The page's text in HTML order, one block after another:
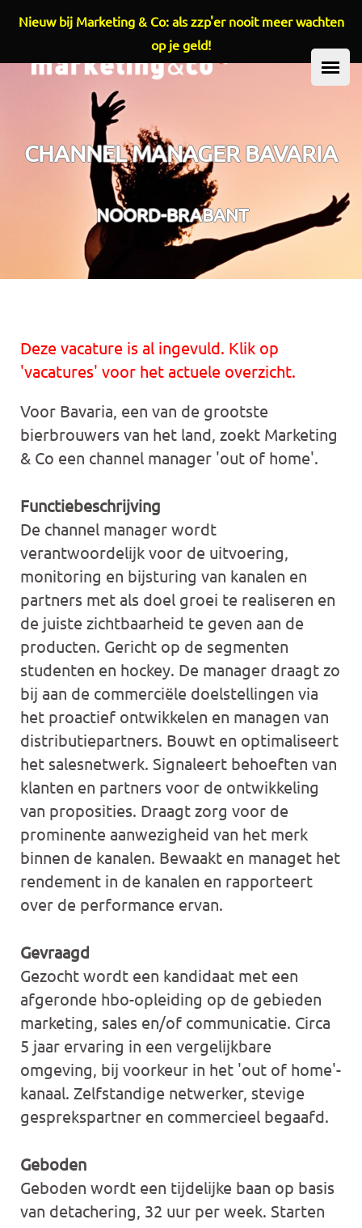
Overslaan en naar de inhoud gaan
HOOFDMENU
CHANNEL MANAGER BAVARIA
NOORD-BRABANT
Deze vacature is al ingevuld. Klik op
'vacatures' voor het actuele overzicht.
Voor Bavaria, een van de grootste
bierbrouwers van het land, zoekt Marketing
& Co een channel manager 'out of home'.
Functiebeschrijving
De channel manager wordt
verantwoordelijk voor de uitvoering,
monitoring en bijsturing van kanalen en
partners met als doel groei te realiseren en
de juiste zichtbaarheid te geven aan de
producten. Gericht op de segmenten
studenten en hockey. De manager draagt zo
bij aan de commerciële doelstellingen via
het proactief ontwikkelen en managen van
distributiepartners. Bouwt en optimaliseert
het salesnetwerk. Signaleert behoeften van
klanten en partners voor de ontwikkeling
van proposities. Draagt zorg voor de
prominente aanwezigheid van het merk
binnen de kanalen. Bewaakt en managet het
rendement in de kanalen en rapporteert
over de performance ervan.
Gevraagd
Gezocht wordt een kandidaat met een
afgeronde hbo-opleiding op de gebieden
marketing, sales en/of communicatie. Circa
5 jaar ervaring in een vergelijkbare
omgeving, bij voorkeur in het 'out of home'-
kanaal. Zelfstandige netwerker, stevige
gesprekspartner en commercieel begaafd.
Geboden
Geboden wordt een tijdelijke baan op basis
van detachering, 32 uur per week. Starten
Nieuw bij Marketing & Co: als zzp'er nooit meer wachten
op je geld!